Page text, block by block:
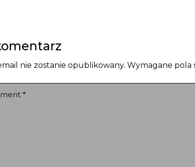
nie zostanie opublikowany. Wymagane pola